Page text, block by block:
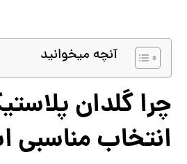
آنچه میخوانید
چرا گلدان
انتخاب